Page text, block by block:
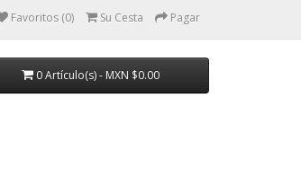
Favoritos (0) Su Cesta Pagar
0 Artículo(s) - MXN $0.00